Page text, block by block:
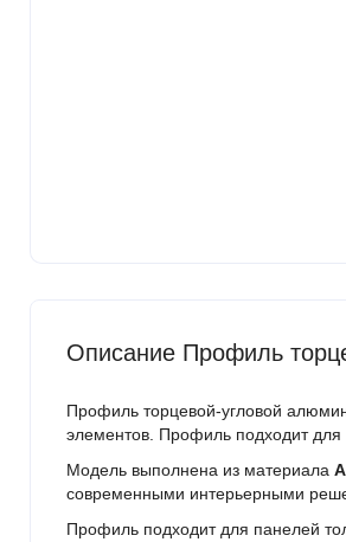
Описание Профиль
Профиль торцевой-угловой
элементов. Профиль подходит для
Модель выполнена из материала
современными интерьерными
Профиль подходит для панелей